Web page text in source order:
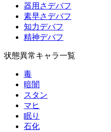
器用さデバフ
素早さデバフ
知力デバフ
精神デバフ
状態異常キャラ一覧
毒
暗闇
スタン
マヒ
眠り
石化